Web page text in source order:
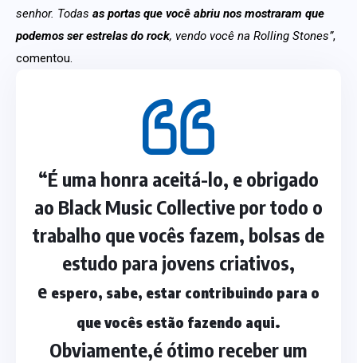
senhor. Todas as portas que você abriu nos mostraram que
podemos ser estrelas do rock, vendo você na Rolling Stones”,
comentou.
“É uma honra aceitá-lo, e obrigado
ao Black Music Collective por todo o
trabalho que vocês fazem, bolsas de
estudo para jovens criativos,
e espero, sabe, estar contribuindo para o
que vocês estão fazendo aqui.
Obviamente,é ótimo receber um